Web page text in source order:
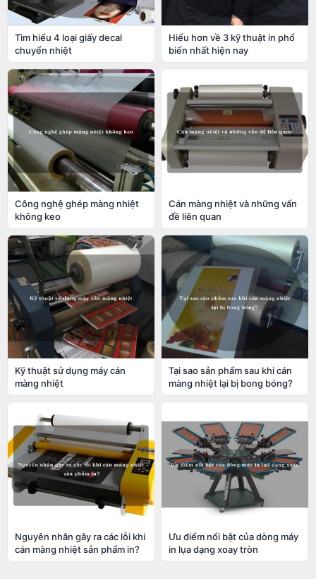
Tìm hiểu 4 loại giấy decal
chuyển nhiệt
Hiểu hơn về 3 kỹ thuật in phổ
biến nhất hiện nay
Công nghệ ghép màng nhiệt
không keo
Cán màng nhiệt và những vấn
đề liên quan
Kỹ thuật sử dụng máy cán
màng nhiệt
Tại sao sản phẩm sau khi cán
màng nhiệt lại bị bong bóng?
Nguyên nhân gây ra các lỗi khi
cán màng nhiệt sản phẩm in?
Ưu điểm nổi bật của dòng máy
in lụa dạng xoay tròn